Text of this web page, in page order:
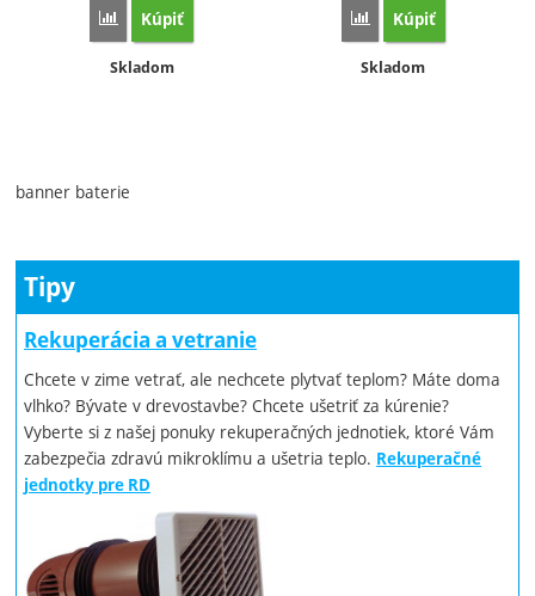
Porovnať
Kúpiť
Dostupnosť:
Skladom
Porovnať
Kúpiť
Dostupnosť:
Skladom
banner baterie
Tipy
Rekuperácia a vetranie
Chcete v zime vetrať, ale nechcete plytvať teplom? Máte doma
vlhko? Bývate v drevostavbe? Chcete ušetriť za kúrenie?
Vyberte si z našej ponuky rekuperačných jednotiek, ktoré Vám
zabezpečia zdravú mikroklímu a ušetria teplo. Rekuperačné
jednotky pre RD